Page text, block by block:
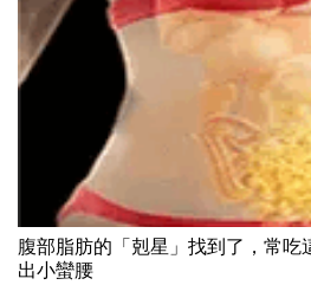
腹部脂肪的「剋星」找到了，常吃
出小蠻腰